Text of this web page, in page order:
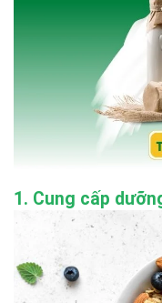
1. Cung cấp